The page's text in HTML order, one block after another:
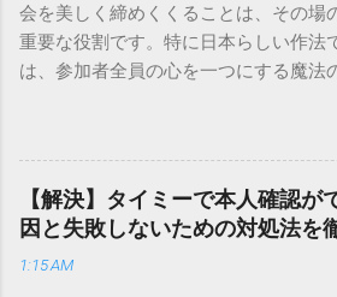
本全国に広範なネットワークを持つ大
重量物や大型の荷物、そして企業間の
実績を誇ります。 個人で利用する場
いう特徴があります。地域に密着し
ロールしているため、現場の状況に合
やすいのがメリットです。まずは、今
サービスで解決できるかを確認してい
会を美しく締めくくることは、その場
重要な役割です。特に日本らしい作法
は、参加者全員の心を一つにする魔法
「手拍子のリズムに自信がない」と
ずです。この記事では、ビジネスから
で、どのような場面でも堂々と立ち振
締め」の作法を、基礎知識から具体的
解説します。 一本締めとは？その本質
に手を叩いて終わらせる作業ではあり
【解決】タイミーで本人確認が
因と失敗しないための対処法を
1:15 AM